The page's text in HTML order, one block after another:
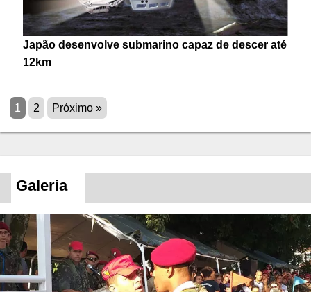
Japão desenvolve submarino capaz de descer até
12km
1 2 Próximo »
Galeria